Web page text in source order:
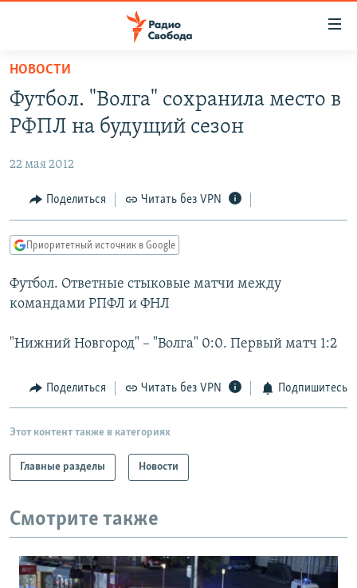
упрощенного
доступа
Вернуться
основному
Вернутся
главной
навигации
Вернутся
ПРОГРАММЫ
ПОДКАСТЫ
АВТОРСКИЕ ПРОЕКТЫ
ЦИТАТЫ СВОБОДЫ
МНЕНИЯ
IDEL.РЕАЛИИ
КАВКАЗ.РЕАЛИИ
СЕВЕР.РЕАЛИИ
СИБИРЬ.РЕАЛИИ
Все сайты РСЕ/РС
НОВОСТИ
Футбол. "Волга" сохранила место в
РФПЛ на будущий сезон
22 мая 2012
Поделиться Читать без VPN
Приоритетный источник в Google
Футбол. Ответные стыковые матчи между
командами РПФЛ и ФНЛ
"Нижний Новгород" – "Волга" 0:0. Первый матч 1:2
Поделиться Читать без VPN Подпишитесь
Этот контент также в категориях
Главные разделы Новости
Смотрите также